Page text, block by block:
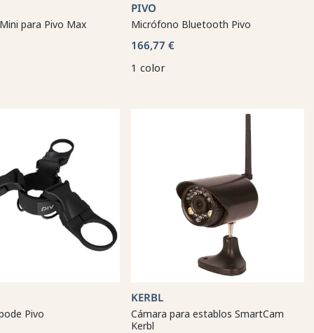
para Pivo Max
PIVO
Micrófono Bluetooth Pivo
166,77 €
1 color
Pivo
KERBL
Cámara para establos SmartCam
Kerbl